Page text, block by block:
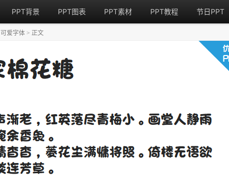
PPT背景 PPT图表 PPT素材 PPT教程 节日PPT
可爱字体 > 正文